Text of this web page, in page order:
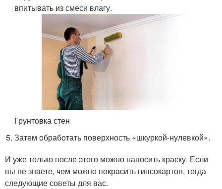
впитывать из смеси влагу.
Грунтовка стен
Затем обработать поверхность «шкуркой-нулевкой».
И уже только после этого можно наносить краску. Если
вы не знаете, чем можно покрасить гипсокартон, тогда
следующие советы для вас.